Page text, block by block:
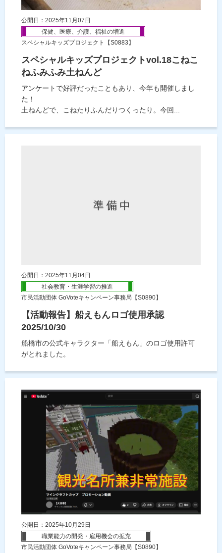
公開日：2025年11月07日
保健、医療、介護、福祉の増進
スペシャルキッズプロジェクト【S0883】
スペシャルキッズプロジェクトvol.18こねこ
ねふみふみ土ねんど
アンケートで好評だったこともあり、今年も開催しまし
た！
土ねんどで、こねたりふんだりつくったり。今回...
公開日：2025年11月04日
社会教育・生涯学習の推進
市民活動団体 GoVoteキャンペーン事務局【S0890】
【活動報告】船えもんロゴ使用承認
2025/10/30
船橋市の公式キャラクター「船えもん」のロゴ使用許可
がとれました。
公開日：2025年10月29日
職業能力の開発・雇用機会の拡充
市民活動団体 GoVoteキャンペーン事務局【S0890】